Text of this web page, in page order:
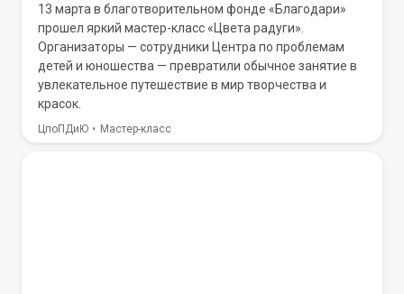
13 марта в благотворительном фонде «Благодари»
прошел яркий мастер-класс «Цвета радуги».
Организаторы — сотрудники Центра по проблемам
детей и юношества — превратили обычное занятие в
увлекательное путешествие в мир творчества и
красок.
ЦпоПДиЮ Мастер-класс